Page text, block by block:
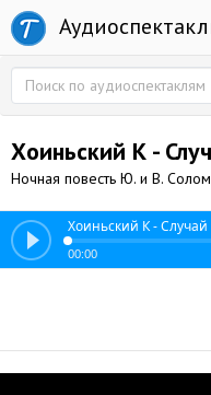
Хоиньский К -
Ночная повесть Ю. и В.
Хоиньский К -
00:00